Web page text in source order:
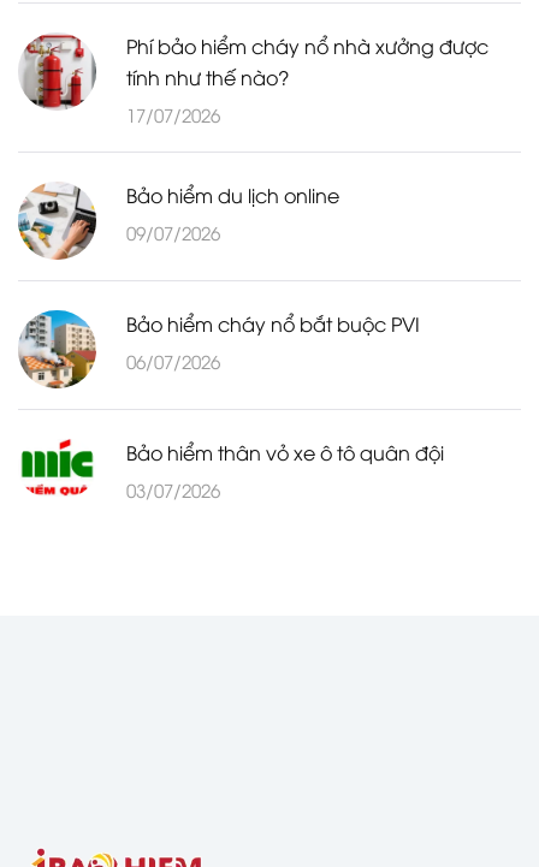
Phí bảo hiểm cháy nổ nhà xưởng được
tính như thế nào?
17/07/2026
Bảo hiểm du lịch online
09/07/2026
Bảo hiểm cháy nổ bắt buộc PVI
06/07/2026
Bảo hiểm thân vỏ xe ô tô quân đội
03/07/2026